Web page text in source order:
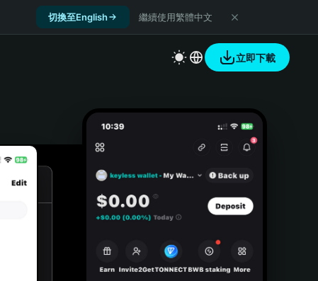
切換至English 繼續使用繁體中文
立即下載